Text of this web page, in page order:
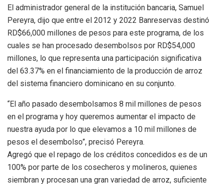
El administrador general de la institución bancaria, Samuel
Pereyra, dijo que entre el 2012 y 2022 Banreservas destinó
RD$66,000 millones de pesos para este programa, de los
cuales se han procesado desembolsos por RD$54,000
millones, lo que representa una participación significativa
del 63.37% en el financiamiento de la producción de arroz
del sistema financiero dominicano en su conjunto.
“El año pasado desembolsamos 8 mil millones de pesos
en el programa y hoy queremos aumentar el impacto de
nuestra ayuda por lo que elevamos a 10 mil millones de
pesos el desembolso”, precisó Pereyra.
Agregó que el repago de los créditos concedidos es de un
100% por parte de los cosecheros y molineros, quienes
siembran y procesan una gran variedad de arroz, suficiente